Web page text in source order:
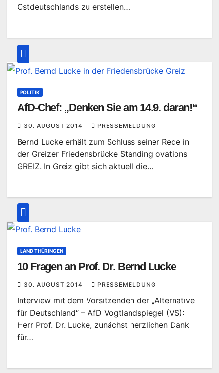
Ostdeutschlands zu erstellen…
POLITIK
AfD-Chef: „Denken Sie am 14.9. daran!“
30. AUGUST 2014 PRESSEMELDUNG
Bernd Lucke erhält zum Schluss seiner Rede in
der Greizer Friedensbrücke Standing ovations
GREIZ. In Greiz gibt sich aktuell die…
LAND THÜRINGEN
10 Fragen an Prof. Dr. Bernd Lucke
30. AUGUST 2014 PRESSEMELDUNG
Interview mit dem Vorsitzenden der „Alternative
für Deutschland“ – AfD Vogtlandspiegel (VS):
Herr Prof. Dr. Lucke, zunächst herzlichen Dank
für…